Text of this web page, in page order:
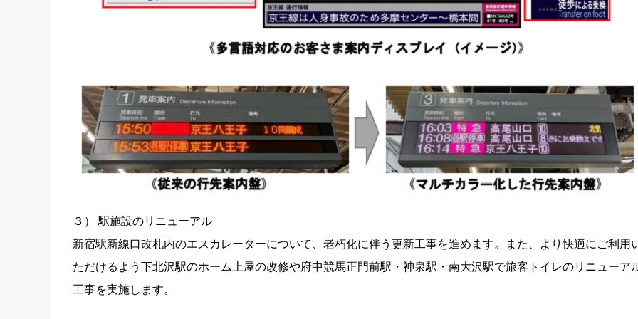
３） 駅施設のリニューアル
新宿駅新線口改札内のエスカレーターについて、老朽化に伴う更新工事を進めます。また、より快適にご利用
ただけるよう下北沢駅のホーム上屋の改修や府中競馬正門前駅・神泉駅・南大沢駅で旅客トイレのリニューア
工事を実施します。